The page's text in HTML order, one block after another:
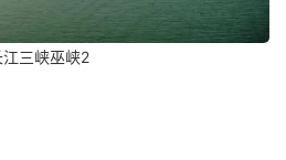
江三峡巫峡2